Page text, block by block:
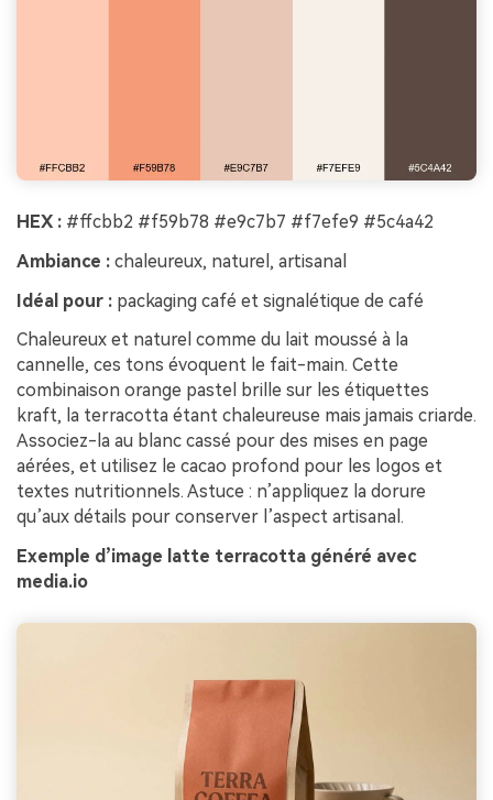
HEX : #ffcbb2 #f59b78 #e9c7b7 #f7efe9 #5c4a42
Ambiance : chaleureux, naturel, artisanal
Idéal pour : packaging café et signalétique de café
Chaleureux et naturel comme du lait moussé à la
cannelle, ces tons évoquent le fait-main. Cette
combinaison orange pastel brille sur les étiquettes
kraft, la terracotta étant chaleureuse mais jamais criarde.
Associez-la au blanc cassé pour des mises en page
aérées, et utilisez le cacao profond pour les logos et
textes nutritionnels. Astuce : n’appliquez la dorure
qu’aux détails pour conserver l’aspect artisanal.
Exemple d’image latte terracotta généré avec
media.io